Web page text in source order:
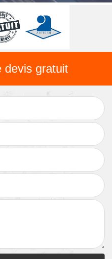
devis gratuit